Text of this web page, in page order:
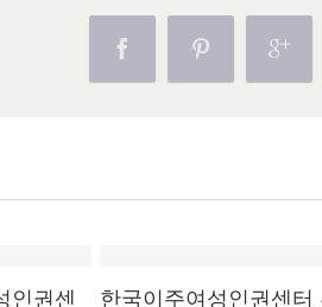
한국이주여성인권센터 부설 서울